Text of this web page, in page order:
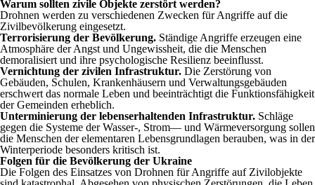
Warum sollten zivile Objekte zerstört werden?
Drohnen werden zu verschiedenen Zwecken für Angriffe auf die
Zivilbevölkerung eingesetzt.
Terrorisierung der Bevölkerung. Ständige Angriffe erzeugen eine
Atmosphäre der Angst und Ungewissheit, die die Menschen
demoralisiert und ihre psychologische Resilienz beeinflusst.
Vernichtung der zivilen Infrastruktur. Die Zerstörung von
Gebäuden, Schulen, Krankenhäusern und Verwaltungsgebäuden
erschwert das normale Leben und beeinträchtigt die Funktionsfähigkeit
der Gemeinden erheblich.
Unterminierung der lebenserhaltenden Infrastruktur. Schläge
gegen die Systeme der Wasser-, Strom— und Wärmeversorgung sollen
die Menschen der elementaren Lebensgrundlagen berauben, was in der
Winterperiode besonders kritisch ist.
Folgen für die Bevölkerung der Ukraine
Die Folgen des Einsatzes von Drohnen für Angriffe auf Zivilobjekte